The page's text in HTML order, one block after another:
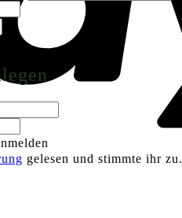
gelesen und stimmte ihr zu.